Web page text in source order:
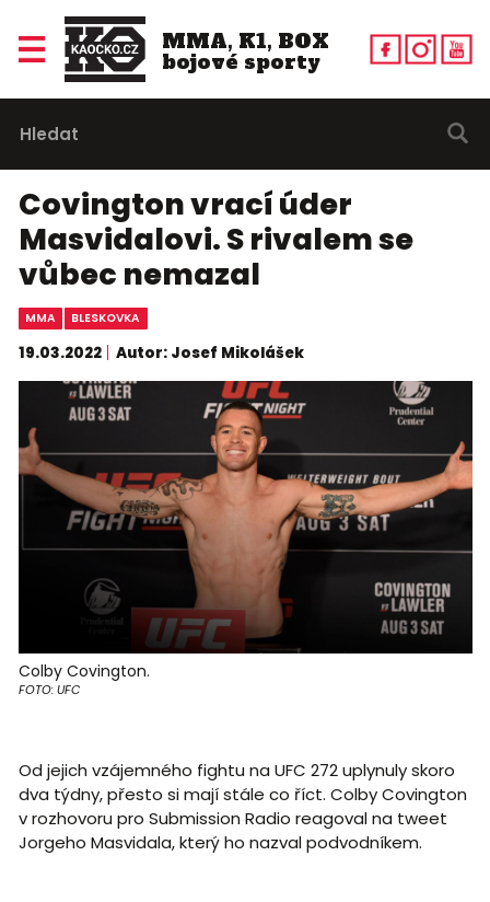
MMA, K1, BOX
bojové sporty
Covington vrací úder
Masvidalovi. S rivalem se
vůbec nemazal
MMA BLESKOVKA
19.03.2022 Autor: Josef Mikolášek
Colby Covington.
FOTO: UFC
Od jejich vzájemného fightu na UFC 272 uplynuly skoro
dva týdny, přesto si mají stále co říct. Colby Covington
v rozhovoru pro Submission Radio reagoval na tweet
Jorgeho Masvidala, který ho nazval podvodníkem.